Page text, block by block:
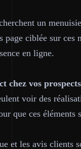
un
page ciblée sur
en ligne.
chez vos
voir des
que ces
et les avis clients